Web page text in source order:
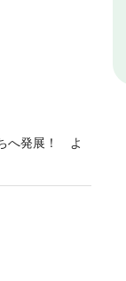
へ発展！ よ